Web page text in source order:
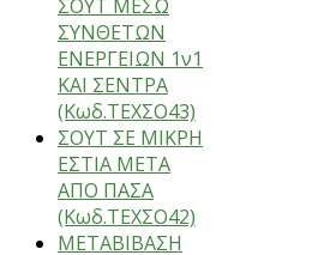
ΣΟΥΤ ΜΕΣΩ
ΣΥΝΘΕΤΩΝ
ΕΝΕΡΓΕΙΩΝ 1ν1
ΚΑΙ ΣΕΝΤΡΑ
(Κωδ.ΤΕΧΣΟ43)
ΣΟΥΤ ΣΕ ΜΙΚΡΗ
ΕΣΤΙΑ ΜΕΤΑ
ΑΠΟ ΠΑΣΑ
(Κωδ.ΤΕΧΣΟ42)
ΜΕΤΑΒΙΒΑΣΗ